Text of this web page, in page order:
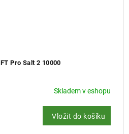
Pro Salt 2 10000
Skladem v eshopu
Vložit do košíku